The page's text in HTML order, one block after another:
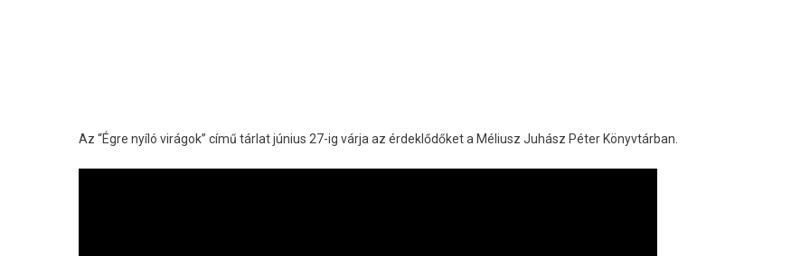
Az “Égre nyíló virágok” című tárlat június 27-ig várja az érdeklődőket a Méliusz Juhász Péter Könyvtárban.